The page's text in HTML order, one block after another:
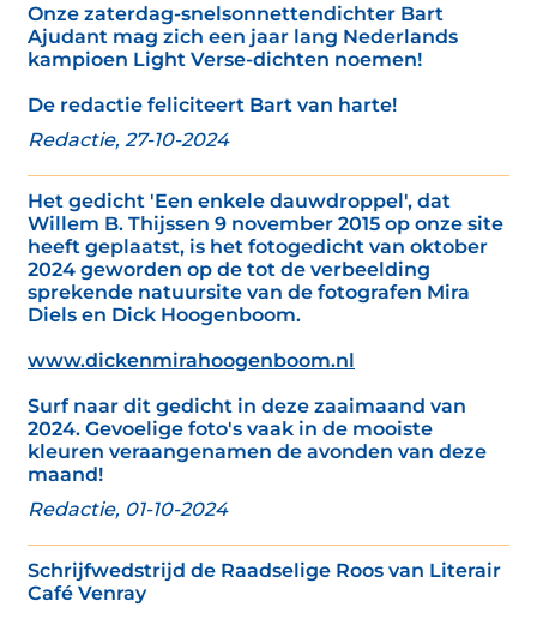
Onze zaterdag-snelsonnettendichter Bart
Ajudant mag zich een jaar lang Nederlands
kampioen Light Verse-dichten noemen!
De redactie feliciteert Bart van harte!
Redactie, 27-10-2024
Het gedicht 'Een enkele dauwdroppel', dat
Willem B. Thijssen 9 november 2015 op onze site
heeft geplaatst, is het fotogedicht van oktober
2024 geworden op de tot de verbeelding
sprekende natuursite van de fotografen Mira
Diels en Dick Hoogenboom.
www.dickenmirahoogenboom.nl
Surf naar dit gedicht in deze zaaimaand van
2024. Gevoelige foto's vaak in de mooiste
kleuren veraangenamen de avonden van deze
maand!
Redactie, 01-10-2024
Schrijfwedstrijd de Raadselige Roos van Literair
Café Venray